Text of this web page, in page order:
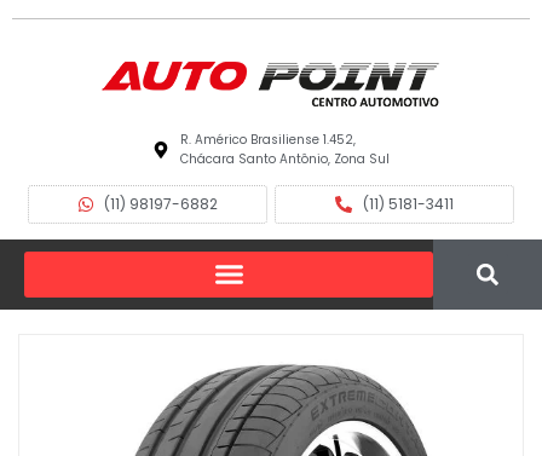
R. Américo Brasiliense 1.452,
Chácara Santo Antônio, Zona Sul
(11) 98197-6882 (11) 5181-3411